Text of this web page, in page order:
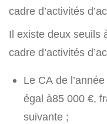
cadre d’activités
Il existe deux seuils
cadre d’activités
Le CA de
égal à85 000 €,
suivante ;